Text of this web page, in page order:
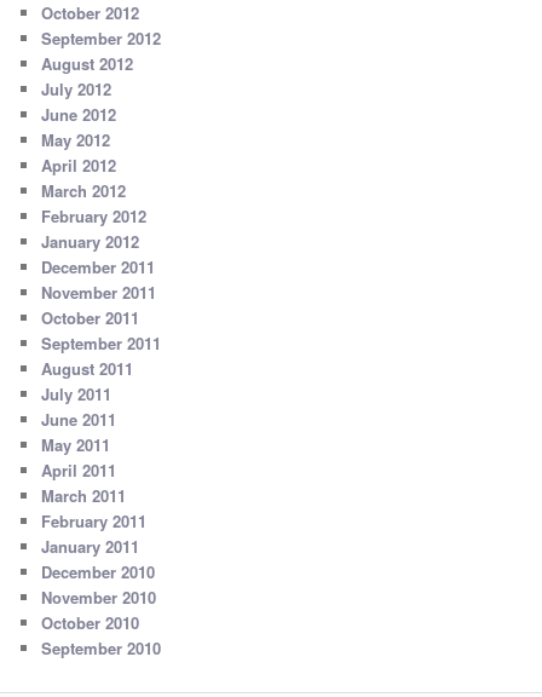
October 2012
September 2012
August 2012
July 2012
June 2012
May 2012
April 2012
March 2012
February 2012
January 2012
December 2011
November 2011
October 2011
September 2011
August 2011
July 2011
June 2011
May 2011
April 2011
March 2011
February 2011
January 2011
December 2010
November 2010
October 2010
September 2010